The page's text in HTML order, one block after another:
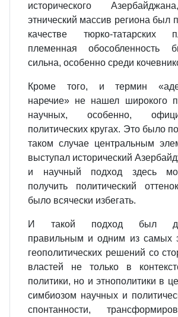
исторического
этнический массив региона был
качестве тюрко-татарских
племенная обособленность
сильна, особенно среди
Кроме того, и термин
наречие» не нашел широкого
научных, особенно,
политических кругах. Это было
таком случае центральным
выступал исторический
и научный подход здесь
получить политический
было всячески избегать.
И такой подход был
правильным и одним из самых
геополитических решений со
властей не только в
политики, но и этнополитики в
симбиозом научных и
спонтанности,